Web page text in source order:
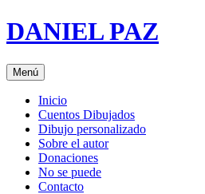
Saltar
al
DANIEL PAZ
Menú
Inicio
Cuentos Dibujados
Dibujo personalizado
Sobre el autor
Donaciones
No se puede
Contacto